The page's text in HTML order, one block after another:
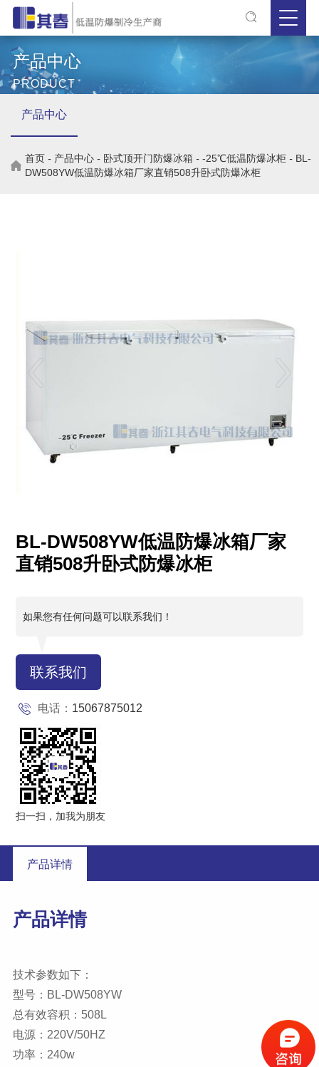
产品中心
PRODUCT
产品中心
首页 - 产品中心 - 卧式顶开门防爆冰箱 - -25℃低温防爆冰柜 - BL-
DW508YW低温防爆冰箱厂家直销508升卧式防爆冰柜
BL-DW508YW低温防爆冰箱厂家
直销508升卧式防爆冰柜
如果您有任何问题可以联系我们！
联系我们
电话： 15067875012
扫一扫，加我为朋友
产品详情
产品详情
技术参数如下：
型号：BL-DW508YW
总有效容积： 508L
电源： 220V/50HZ
功率： 240w